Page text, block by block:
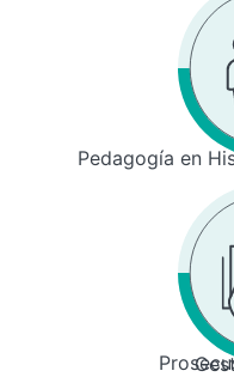
Pedagogía en